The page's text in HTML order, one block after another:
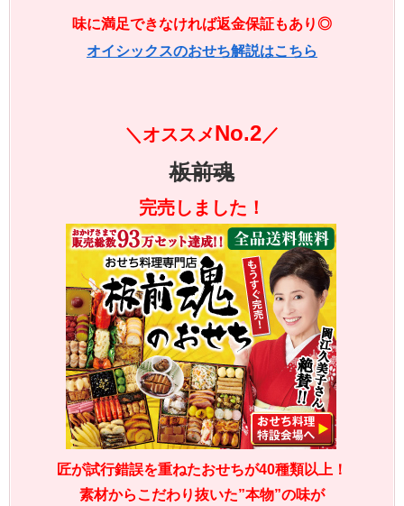
味に満足できなければ返金保証もあり◎
オイシックスのおせち解説はこちら
＼オススメNo.2／
板前魂
完売しました！
匠が試行錯誤を重ねたおせちが40種類以上！
素材からこだわり抜いた”本物”の味が